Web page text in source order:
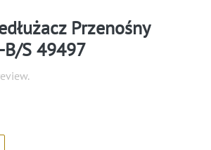
Przenośny
B/S 49497